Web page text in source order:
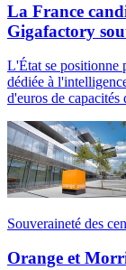
La France
Gigafactory
L'État se positionne
dédiée à
d'euros de
Souveraineté des
Orange et